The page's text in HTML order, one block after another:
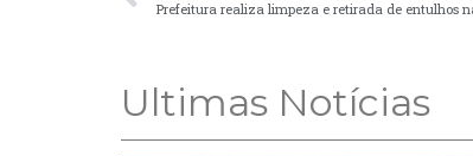
Ultimas Notícias